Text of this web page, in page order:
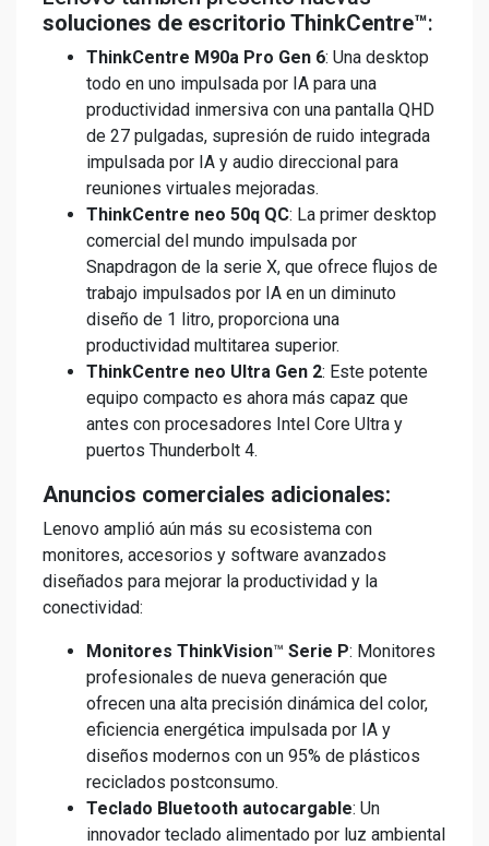
soluciones de escritorio ThinkCentre™:
ThinkCentre M90a Pro Gen 6: Una desktop
todo en uno impulsada por IA para una
productividad inmersiva con una pantalla QHD
de 27 pulgadas, supresión de ruido integrada
impulsada por IA y audio direccional para
reuniones virtuales mejoradas.
ThinkCentre neo 50q QC: La primer desktop
comercial del mundo impulsada por
Snapdragon de la serie X, que ofrece flujos de
trabajo impulsados por IA en un diminuto
diseño de 1 litro, proporciona una
productividad multitarea superior.
ThinkCentre neo Ultra Gen 2: Este potente
equipo compacto es ahora más capaz que
antes con procesadores Intel Core Ultra y
puertos Thunderbolt 4.
Anuncios comerciales adicionales:
Lenovo amplió aún más su ecosistema con
monitores, accesorios y software avanzados
diseñados para mejorar la productividad y la
conectividad:
Monitores ThinkVision™ Serie P: Monitores
profesionales de nueva generación que
ofrecen una alta precisión dinámica del color,
eficiencia energética impulsada por IA y
diseños modernos con un 95% de plásticos
reciclados postconsumo.
Teclado Bluetooth autocargable: Un
innovador teclado alimentado por luz ambiental